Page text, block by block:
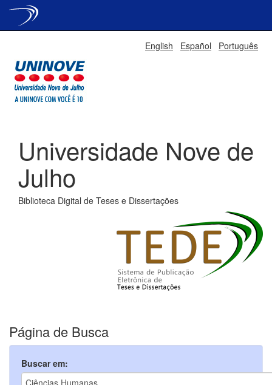
English Español Português
Universidade Nove de
Julho
Biblioteca Digital de Teses e Dissertações
Página de Busca
Buscar em: